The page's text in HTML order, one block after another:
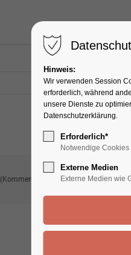
(Kommentare: 0)
Hinweis:
Wir verwenden Session
erforderlich, während
unsere Dienste zu
Datenschutzerklärung.
Erforderlich*
Notwendige
Externe Medien
Externe Medien wie